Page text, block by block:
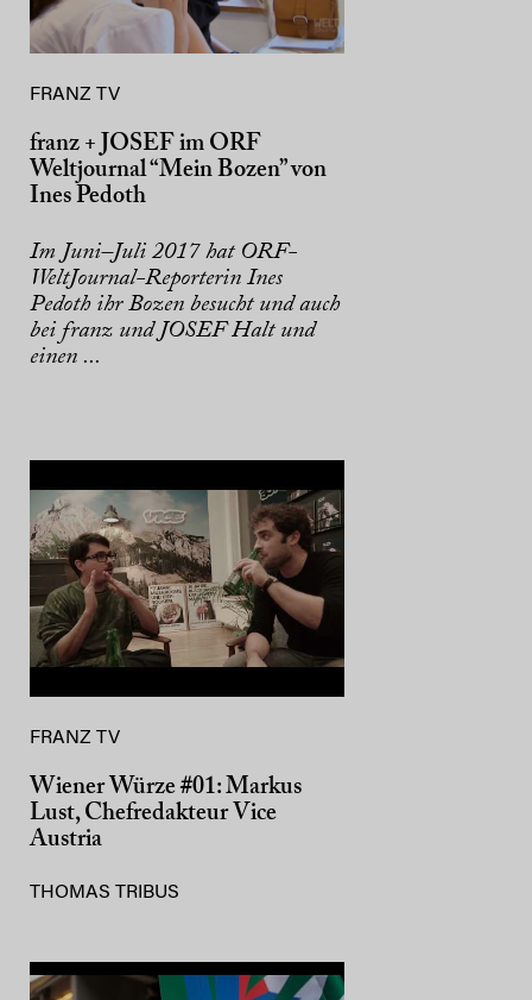
FRANZ TV
franz + JOSEF im ORF
Weltjournal “Mein Bozen” von
Ines Pedoth
Im Juni–Juli 2017 hat ORF-
WeltJournal-Reporterin Ines
Pedoth ihr Bozen besucht und auch
bei franz und JOSEF Halt und
einen ...
FRANZ TV
Wiener Würze #01: Markus
Lust, Chefredakteur Vice
Austria
THOMAS TRIBUS